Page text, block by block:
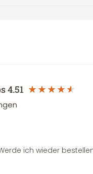
4.51
ich wieder